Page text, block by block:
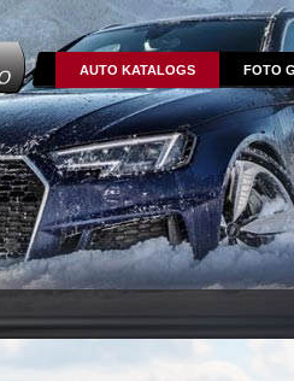
AUTO KATALOGS FOTO